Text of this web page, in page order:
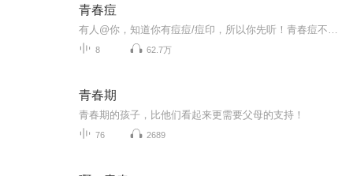
青春痘
8 62.7万
青春期
青春期的孩子，比他们看起来更需要父母的支持！
76 2689